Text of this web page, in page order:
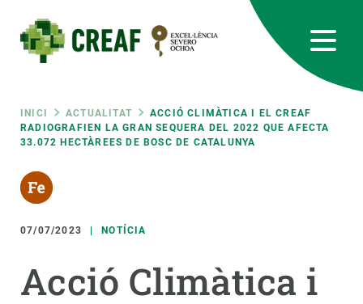
contingut
Fil
d'ariadna
INICI ACTUALITAT
ACCIÓ CLIMÀTICA I EL CREAF
RADIOGRAFIEN LA GRAN SEQUERA DEL 2022 QUE AFECTA
33.072 HECTÀREES DE BOSC DE CATALUNYA
07/07/2023 NOTÍCIA
Acció Climàtica i
RRSS
Featured
responsive
Responsive
RECERCA